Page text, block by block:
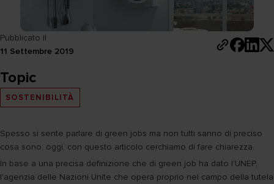
Pubblicato il
11 Settembre 2019
Topic
SOSTENIBILITÀ
Spesso si sente parlare di green jobs ma non tutti sanno di preciso
cosa sono: oggi, con questo articolo cerchiamo di fare chiarezza.
In base a una precisa definizione che di green job ha dato l'UNEP,
l'agenzia delle Nazioni Unite che opera proprio nel campo della tutela